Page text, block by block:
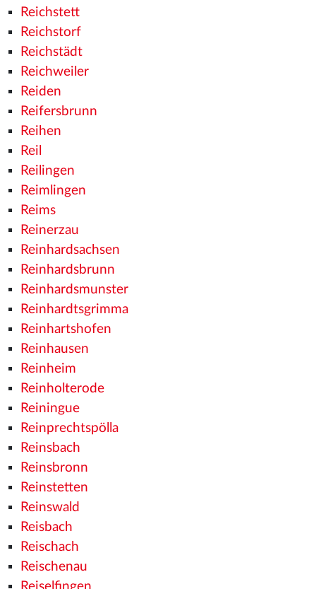
Reichstett
Reichstorf
Reichstädt
Reichweiler
Reiden
Reifersbrunn
Reihen
Reil
Reilingen
Reimlingen
Reims
Reinerzau
Reinhardsachsen
Reinhardsbrunn
Reinhardsmunster
Reinhardtsgrimma
Reinhartshofen
Reinhausen
Reinheim
Reinholterode
Reiningue
Reinprechtspölla
Reinsbach
Reinsbronn
Reinstetten
Reinswald
Reisbach
Reischach
Reischenau